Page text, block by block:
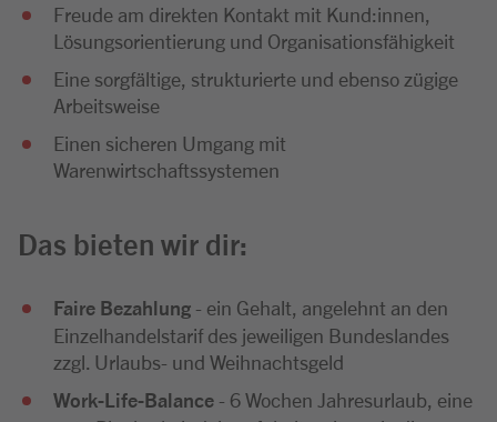
Freude am direkten Kontakt mit Kund:innen,
Lösungsorientierung und Organisationsfähigkeit
Eine sorgfältige, strukturierte und ebenso zügige
Arbeitsweise
Einen sicheren Umgang mit
Warenwirtschaftssystemen
Das bieten wir dir:
Faire Bezahlung - ein Gehalt, angelehnt an den
Einzelhandelstarif des jeweiligen Bundeslandes
zzgl. Urlaubs- und Weihnachtsgeld
Work-Life-Balance - 6 Wochen Jahresurlaub, eine